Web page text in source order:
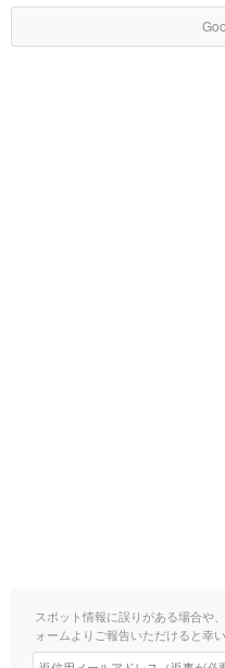
スポット情報に誤りがある場合や
ォームよりご報告いただけると幸い